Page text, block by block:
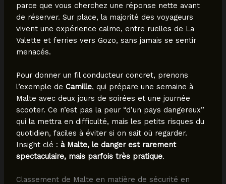
parce que vous cherchez une réponse nette avant
de réserver. Sur place, la majorité des voyageurs
vivent une expérience calme, entre ruelles de La
Valette et ferries vers Gozo, sans jamais se sentir
menacés.
Pour donner un fil conducteur concret, prenons
l’exemple de Camille, qui prépare une semaine à
Malte avec deux jours de soirées et une journée
scooter. Ce n’est pas la peur “d’un pays dangereux”
qui la mettra en difficulté, mais les petits risques du
quotidien, faciles à éviter si on sait où regarder.
Insight clé : à Malte, le danger est rarement
spectaculaire, mais parfois très pratique.
Classement de Malte en matière de sécurité en